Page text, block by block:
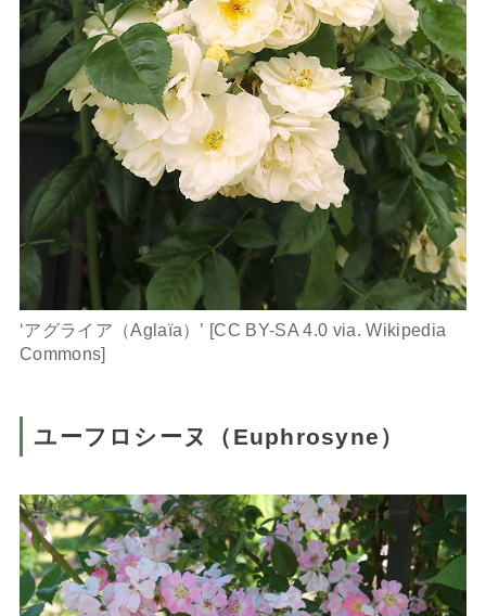
‘アグライア（Aglaïa）’ [CC BY-SA 4.0 via. Wikipedia
Commons]
ユーフロシーヌ（Euphrosyne）